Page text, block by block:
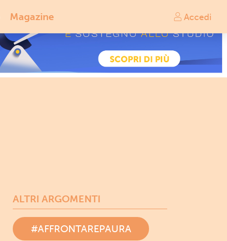
Magazine Accedi
ALTRI ARGOMENTI
#AFFRONTAREPAURA